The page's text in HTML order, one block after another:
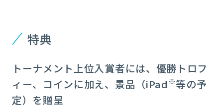
特典
トーナメント上位入賞者には、優勝トロフ
ィー、コインに加え、景品（iPad ※等の予
定）を贈呈